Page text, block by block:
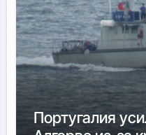
Португалия